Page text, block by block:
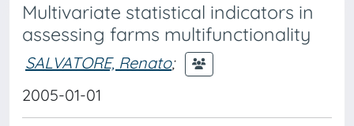
Multivariate statistical indicators in
assessing farms multifunctionality
SALVATORE, Renato;
2005-01-01